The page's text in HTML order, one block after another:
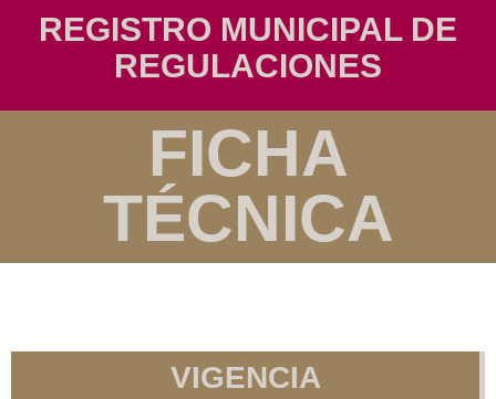
REGISTRO MUNICIPAL DE
REGULACIONES
FICHA
TÉCNICA
VIGENCIA